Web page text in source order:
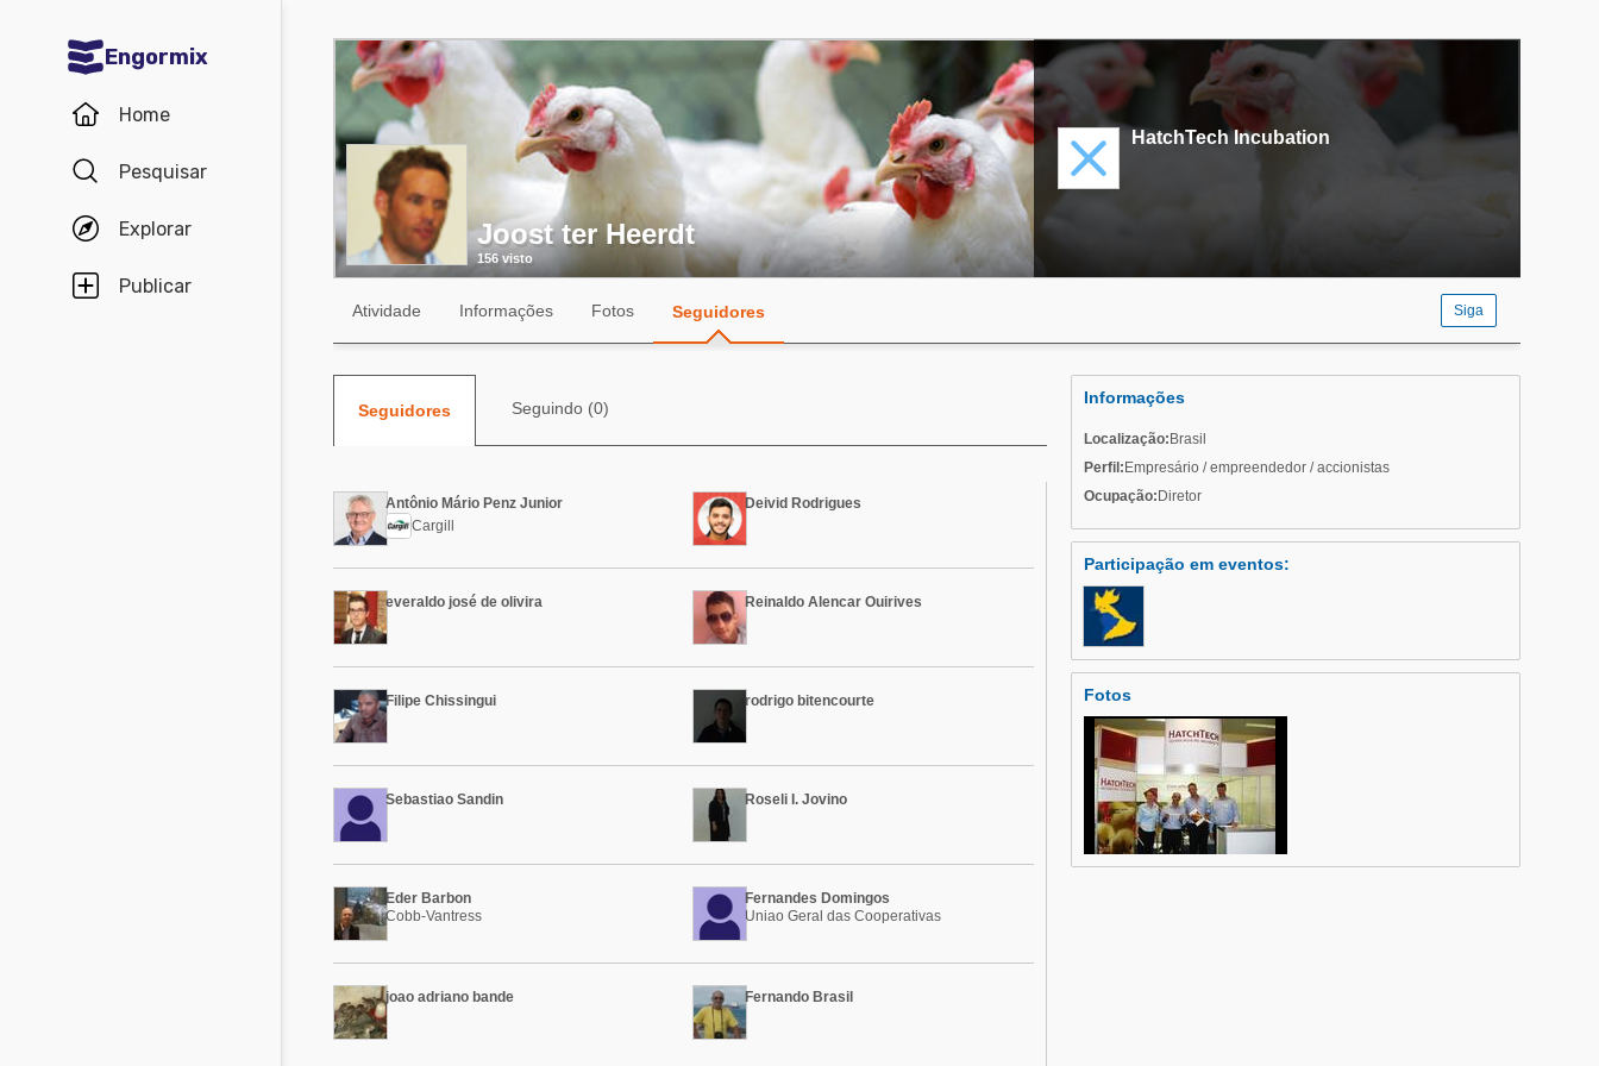
Engormix
Home
Pesquisar
Explorar
Publicar
Comunidades em Português
Micotoxinas
Suinocultura
Pecuária de corte
Comunidades em Inglês
Avicultura
Suinocultura
Pecuária de leite
Alimentos - Rações
Comunidades em Espanhol
Agricultura
Alimentos - Rações
Avicultura
Pecuária de corte
Pecuária de leite
Micotoxinas
Joost ter Heerdt
156 visto
HatchTech Incubation
Atividade Informações Fotos Seguidores Siga
Seguidores Seguindo (0)
Antônio Mário Penz Junior
Cargill
Deivid Rodrigues
everaldo josé de olivira Reinaldo Alencar Ouirives
Filipe Chissingui rodrigo bitencourte
Sebastiao Sandin Roseli I. Jovino
Eder Barbon
Cobb-Vantress
Fernandes Domingos
Uniao Geral das Cooperativas
joao adriano bande Fernando Brasil
Informações
Localização: Brasil
Perfil: Empresário / empreendedor / accionistas
Ocupação: Diretor
Participação em eventos:
Fotos